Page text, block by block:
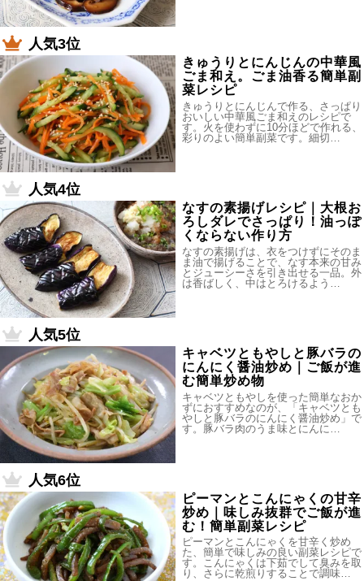
人気3位
きゅうりとにんじんの中華風
ごま和え。ごま油香る簡単副
菜レシピ
きゅうりとにんじんで作る、さっぱり
おいしい中華風ごま和えのレシピで
す。火を使わずに10分ほどで作れる、
彩りのよい簡単副菜です。細切…
人気4位
なすの素揚げレシピ｜大根お
ろしダレでさっぱり！油っぽ
くならない作り方
なすの素揚げは、衣をつけずにそのま
ま油で揚げることで、なす本来の甘み
とジューシーさを引き出せる一品。外
は香ばしく、中はとろけるよう…
人気5位
キャベツともやしと豚バラの
にんにく醤油炒め｜ご飯が進
む簡単炒め物
キャベツともやしを使った簡単なおか
ずにおすすめなのが、「キャベツとも
やしと豚バラのにんにく醤油炒め」で
す。豚バラ肉のうま味とにんに…
人気6位
ピーマンとこんにゃくの甘辛
炒め｜味しみ抜群でご飯が進
む！簡単副菜レシピ
ピーマンとこんにゃくを甘辛く炒め
た、簡単で味しみの良い副菜レシピで
す。こんにゃくは下茹でして臭みを取
り、さらに乾煎りすることで調味…